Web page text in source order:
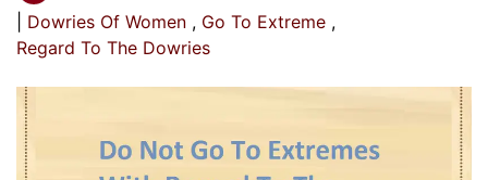
Dowries Of Women
Go To Extreme
Regard To The Dowries